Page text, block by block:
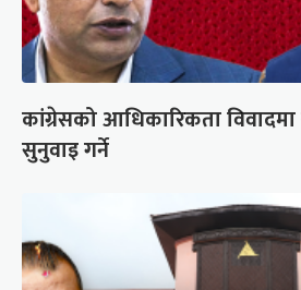
कांग्रेसको आधिकारिकता
सुनुवाइ गर्ने